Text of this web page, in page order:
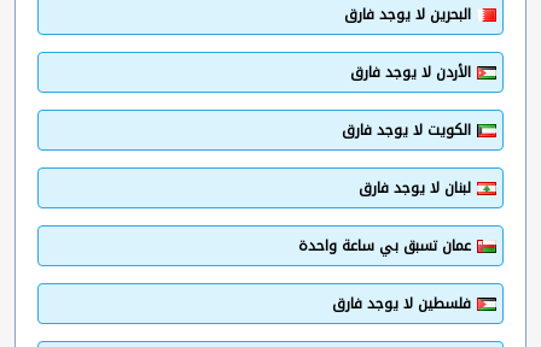
البحرين لا يوجد فارق
الأردن لا يوجد فارق
الكويت لا يوجد فارق
لبنان لا يوجد فارق
عمان تسبق بي ساعة واحدة
فلسطين لا يوجد فارق